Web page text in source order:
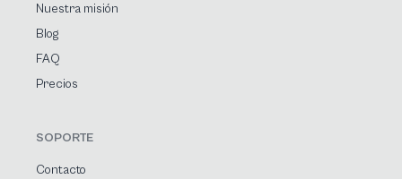
Nuestra misión
Blog
FAQ
Precios
SOPORTE
Contacto